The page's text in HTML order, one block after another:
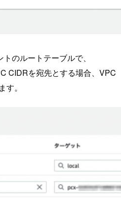
のルートテーブルで、
CIDRを宛先とする場合、VPC
。